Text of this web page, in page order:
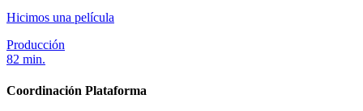
Hicimos una película
Producción
82 min.
Coordinación Plataforma